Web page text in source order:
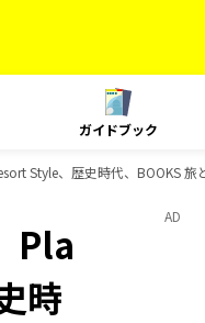
ガイドブック
Style、歴史時代、BOOKS
Pla
時
AD